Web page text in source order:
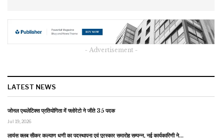
- Advertisement -
LATEST NEWS
जोनल एथलेटिक्स प्रतियोगिता में फ्लोरेटो ने जीते 35 पदक
Jul 19, 2026
लायंस क्लब सीकर कल्याण धणी का पदस्थापना एवं पुरस्कार समारोह सम्पन्न, नई कार्यकारिणी ने…